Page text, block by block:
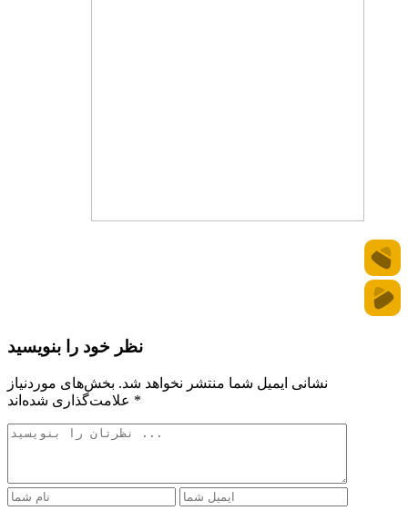
نظر خود را بنویسید
نشانی ایمیل شما منتشر نخواهد شد. بخش‌های موردنیاز
*